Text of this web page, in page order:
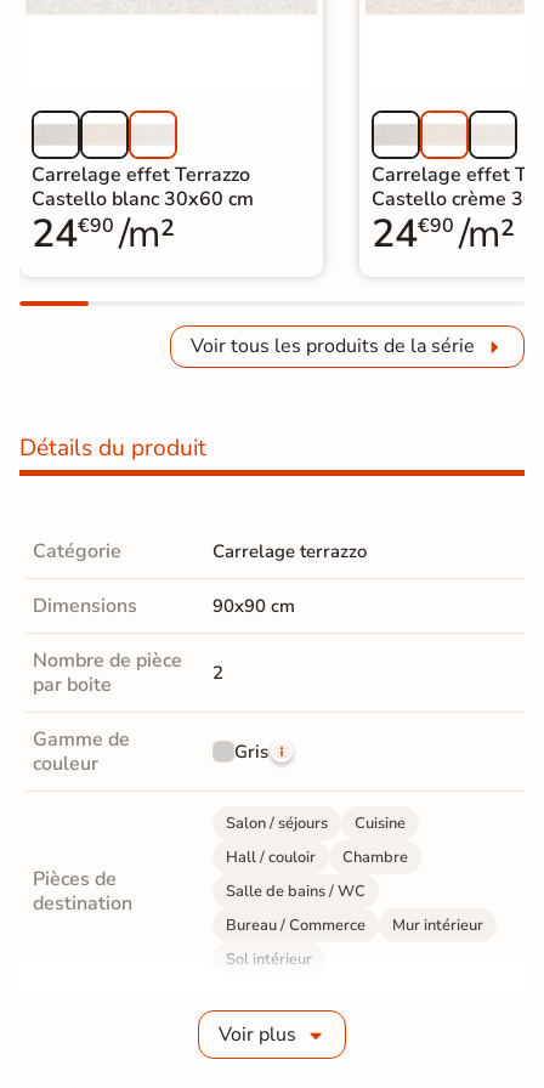
Carrelage effet Terrazzo
Castello blanc 30x60 cm
24€90 /m²
Carrelage effet
Castello crème
24€90 /m²
Voir tous les produits de la série
Détails du produit
Catégorie Carrelage terrazzo
Dimensions 90x90 cm
Nombre de pièce
par boite
2
Gamme de
couleur
Gris
Pièces de
destination
Salon / séjours
Cuisine
Hall / couloir
Chambre
Salle de bains / WC
Bureau / Commerce
Mur intérieur
Sol intérieur
Grès cérame émaillé
Voir plus